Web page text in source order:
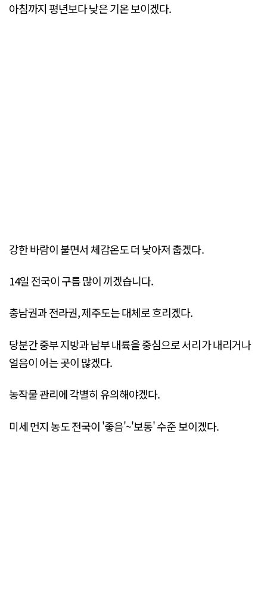
아침까지 평년보다 낮은 기온 보이겠다.
강한 바람이 불면서 체감온도 더 낮아져 춥겠다.
14일 전국이 구름 많이 끼겠습니다.
충남권과 전라권, 제주도는 대체로 흐리겠다.
당분간 중부 지방과 남부 내륙을 중심으로 서리가 내리거나
얼음이 어는 곳이 많겠다.
농작물 관리에 각별히 유의해야겠다.
미세 먼지 농도 전국이 '좋음'~'보통' 수준 보이겠다.